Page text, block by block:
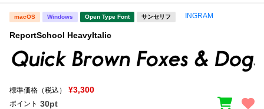
お問い合わせ
macOS Windows Open Type Font サンセリフ INGRAM
ReportSchool HeavyItalic
標準価格（税込） ¥3,300
ポイント 30pt